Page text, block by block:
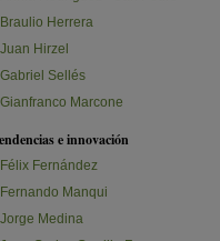
Braulio Herrera
Juan Hirzel
Gabriel Sellés
Gianfranco Marcone
e innovación
Félix Fernández
Fernando Manqui
Jorge Medina